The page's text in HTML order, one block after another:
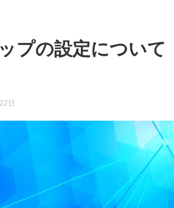
プの設定について
日